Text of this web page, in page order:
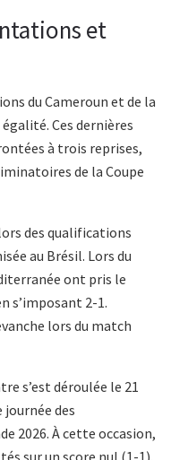
et
du Cameroun et de la
Ces dernières
à trois reprises,
de la Coupe
des qualifications
au Brésil. Lors du
ont pris le
s’imposant 2-1.
lors du match
s’est déroulée le 21
journée des
2026. À cette occasion,